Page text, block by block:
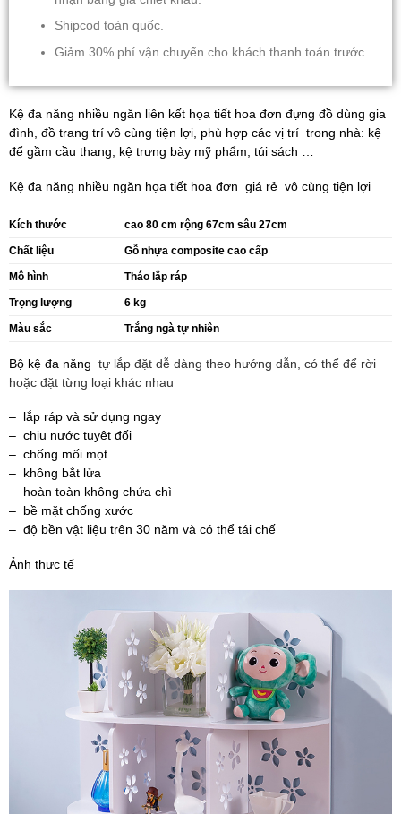
Shipcod toàn quốc.
Giảm 30% phí vận chuyển cho khách thanh toán trước
Kệ đa năng nhiều ngăn liên kết họa tiết hoa đơn đựng đồ dùng gia
đình, đồ trang trí vô cùng tiện lợi, phù hợp các vị trí trong nhà: kệ
để gầm cầu thang, kệ trưng bày mỹ phẩm, túi sách …
Kệ đa năng nhiều ngăn họa tiết hoa đơn giá rẻ vô cùng tiện lợi
Kích thước cao 80 cm rộng 67cm sâu 27cm
Chất liệu Gỗ nhựa composite cao cấp
Mô hình Tháo lắp ráp
Trọng lượng 6 kg
Màu sắc Trắng ngà tự nhiên
Bộ kệ đa năng tự lắp đặt dễ dàng theo hướng dẫn, có thể để rời
hoặc đặt từng loại khác nhau
– lắp ráp và sử dụng ngay
– chịu nước tuyệt đối
– chống mối mọt
– không bắt lửa
– hoàn toàn không chứa chì
– bề mặt chống xước
– độ bền vật liệu trên 30 năm và có thể tái chế
Ảnh thực tế